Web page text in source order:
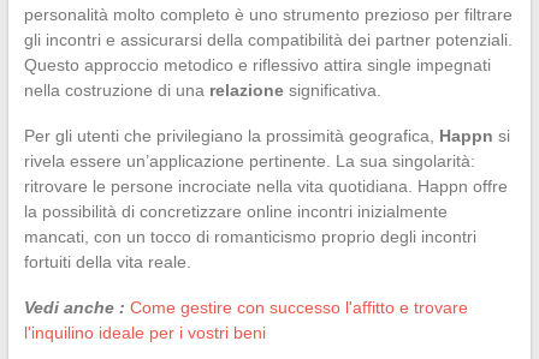
personalità molto completo è uno strumento prezioso per filtrare
gli incontri e assicurarsi della compatibilità dei partner potenziali.
Questo approccio metodico e riflessivo attira single impegnati
nella costruzione di una relazionesignificativa.
Per gli utenti che privilegiano la prossimità geografica, Happn si
rivela essere un’applicazione pertinente. La sua singolarità:
ritrovare le persone incrociate nella vita quotidiana. Happn offre
la possibilità di concretizzare online incontri inizialmente
mancati, con un tocco di romanticismo proprio degli incontri
fortuiti della vita reale.
Vedi anche : Come gestire con successo l'affitto e trovare
l'inquilino ideale per i vostri beni